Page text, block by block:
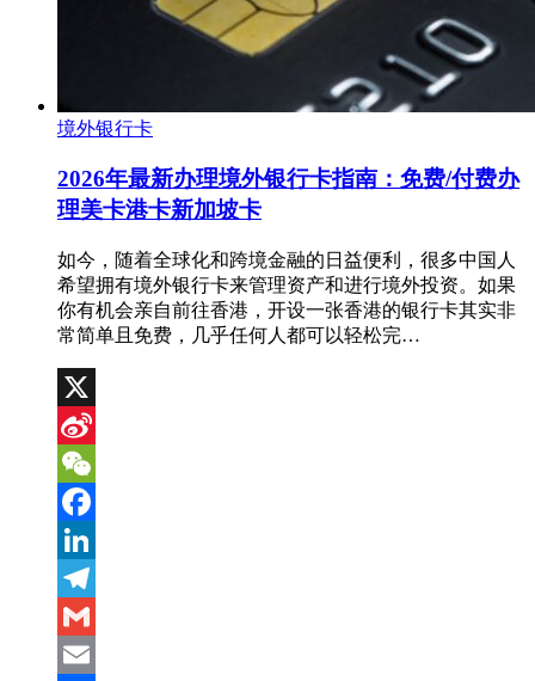
境外银行卡
2026年最新办理境外银行卡指南：免费/付费办
理美卡港卡新加坡卡
如今，随着全球化和跨境金融的日益便利，很多中国人
希望拥有境外银行卡来管理资产和进行境外投资。如果
你有机会亲自前往香港，开设一张香港的银行卡其实非
常简单且免费，几乎任何人都可以轻松完…
X
Sina
Weibo
WeChat
Facebook
LinkedIn
Telegram
Gmail